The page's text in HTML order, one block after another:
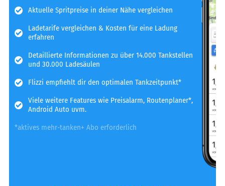
Aktuelle Spritpreise in deiner Nähe vergleichen
Ladetarife vergleichen & Kosten für eine Ladung
erfahren
Detaillierte Informationen zu über 14.000 Tankstellen
und 30.000 Ladesäulen
Flizzi empfiehlt dir den optimalen Tankzeitpunkt*
Viele weitere Features wie Preisalarm, Routenplaner*,
Android Auto uvm.
*aktives mehr-tanken+ Abo erforderlich